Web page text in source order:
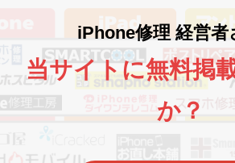
iPhone修理 経営者
当サイトに無料掲
か？